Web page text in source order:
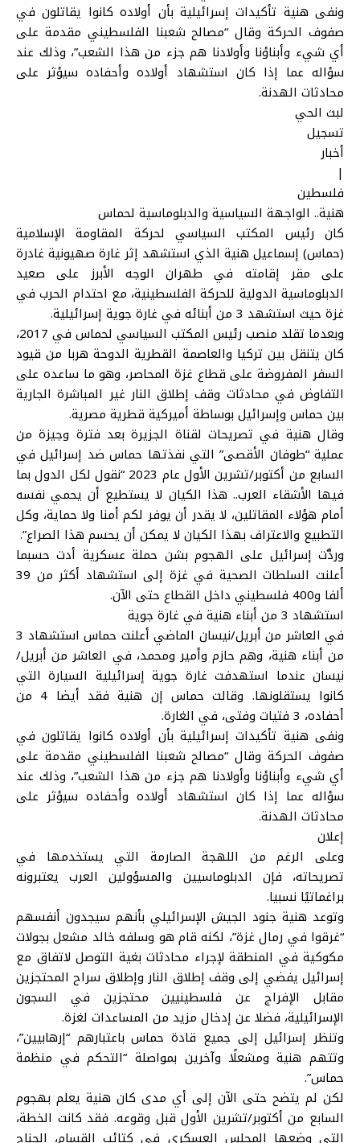
ونفى هنية تأكيدات إسرائيلية بأن أولاده كانوا يقاتلون في
صفوف الحركة وقال “مصالح شعبنا الفلسطيني مقدمة على
أي شيء وأبناؤنا وأولادنا هم جزء من هذا الشعب”، وذلك عند
سؤاله عما إذا كان استشهاد أولاده وأحفاده سيؤثر على
محادثات الهدنة.
لبث الحي
تسجيل
أخبار
|
فلسطين
هنية.. الواجهة السياسية والدبلوماسية لحماس
كان رئيس المكتب السياسي لحركة المقاومة الإسلامية
(حماس) إسماعيل هنية الذي استشهد إثر غارة صهيونية غادرة
على مقر إقامته في طهران الوجه الأبرز على صعيد
الدبلوماسية الدولية للحركة الفلسطينية، مع احتدام الحرب في
غزة حيث استشهد 3 من أبنائه في غارة جوية إسرائيلية.
وبعدما تقلد منصب رئيس المكتب السياسي لحماس في 2017،
كان يتنقل بين تركيا والعاصمة القطرية الدوحة هربا من قيود
السفر المفروضة على قطاع غزة المحاصر، وهو ما ساعده على
التفاوض في محادثات وقف إطلاق النار غير المباشرة الجارية
بين حماس وإسرائيل بوساطة أميركية قطرية مصرية.
وقال هنية في تصريحات لقناة الجزيرة بعد فترة وجيزة من
عملية “طوفان الأقصى” التي نفذتها حماس ضد إسرائيل في
السابع من أكتوبر/تشرين الأول عام 2023 “نقول لكل الدول بما
فيها الأشقاء العرب.. هذا الكيان لا يستطيع أن يحمي نفسه
أمام هؤلاء المقاتلين، لا يقدر أن يوفر لكم أمنا ولا حماية، وكل
التطبيع والاعتراف بهذا الكيان لا يمكن أن يحسم هذا الصراع”.
وردَّت إسرائيل على الهجوم بشن حملة عسكرية أدت حسبما
أعلنت السلطات الصحية في غزة إلى استشهاد أكثر من 39
ألفا و400 فلسطيني داخل القطاع حتى الآن.
استشهاد 3 من أبناء هنية في غارة جوية
في العاشر من أبريل/نيسان الماضي أعلنت حماس استشهاد 3
من أبناء هنية، وهم حازم وأمير ومحمد، في العاشر من أبريل/
نيسان عندما استهدفت غارة جوية إسرائيلية السيارة التي
كانوا يستقلونها. وقالت حماس إن هنية فقد أيضا 4 من
أحفاده، 3 فتيات وفتى، في الغارة.
ونفى هنية تأكيدات إسرائيلية بأن أولاده كانوا يقاتلون في
صفوف الحركة وقال “مصالح شعبنا الفلسطيني مقدمة على
أي شيء وأبناؤنا وأولادنا هم جزء من هذا الشعب”، وذلك عند
سؤاله عما إذا كان استشهاد أولاده وأحفاده سيؤثر على
محادثات الهدنة.
إعلان
وعلى الرغم من اللهجة الصارمة التي يستخدمها في
تصريحاته، فإن الدبلوماسيين والمسؤولين العرب يعتبرونه
براغماتيًا نسبيا.
وتوعد هنية جنود الجيش الإسرائيلي بأنهم سيجدون أنفسهم
“غرقوا في رمال غزة”، لكنه قام هو وسلفه خالد مشعل بجولات
مكوكية في المنطقة لإجراء محادثات بغية التوصل لاتفاق مع
إسرائيل يفضي إلى وقف إطلاق النار وإطلاق سراح المحتجزين
مقابل الإفراج عن فلسطينيين محتجزين في السجون
الإسرائيلية، فضلا عن إدخال مزيد من المساعدات لغزة.
وتنظر إسرائيل إلى جميع قادة حماس باعتبارهم “إرهابيين”،
وتتهم هنية ومشعلًا وآخرين بمواصلة “التحكم في منظمة
حماس”.
لكن لم يتضح حتى الآن إلى أي مدى كان هنية يعلم بهجوم
السابع من أكتوبر/تشرين الأول قبل وقوعه. فقد كانت الخطة،
التي وضعها المجلس العسكري في كتائب القسام، الجناح